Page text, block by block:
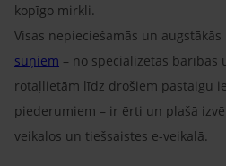
kopīgo mirkli.
Visas nepieciešamās un augstākās
suņiem – no specializētās barības
rotaļlietām līdz drošiem pastaigu
piederumiem – ir ērti un plašā
veikalos un tiešsaistes e-veikalā.